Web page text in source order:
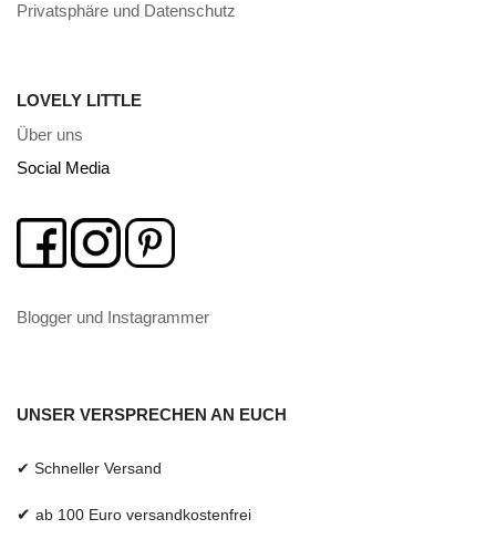
Privatsphäre und Datenschutz
LOVELY LITTLE
Über uns
Social Media
Blogger und Instagrammer
UNSER VERSPRECHEN AN EUCH
✔ Schneller Versand
✔ ab 100 Euro versandkostenfrei